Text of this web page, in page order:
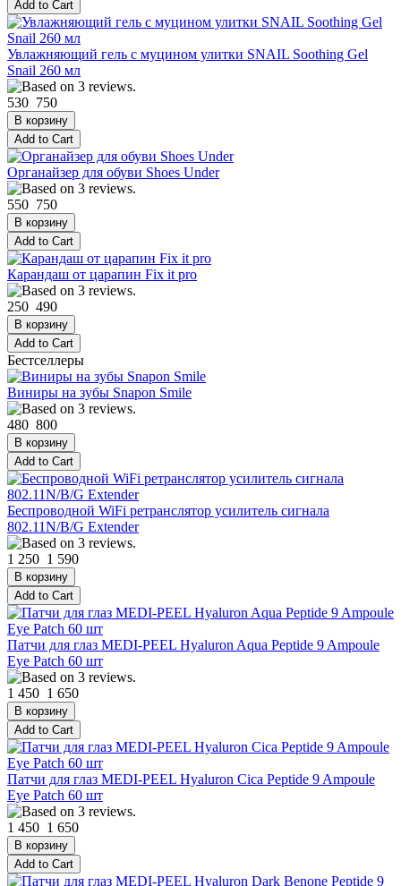
Увлажняющий гель с муцином улитки SNAIL Soothing Gel
Snail 260 мл
530 750
Органайзер для обуви Shoes Under
550 750
Карандаш от царапин Fix it pro
250 490
Бестселлеры
Виниры на зубы Snapon Smile
480 800
Беспроводной WiFi ретранслятор усилитель сигнала
802.11N/B/G Extender
1 250 1 590
Патчи для глаз MEDI-PEEL Hyaluron Aqua Peptide 9 Ampoule
Eye Patch 60 шт
1 450 1 650
Патчи для глаз MEDI-PEEL Hyaluron Cica Peptide 9 Ampoule
Eye Patch 60 шт
1 450 1 650